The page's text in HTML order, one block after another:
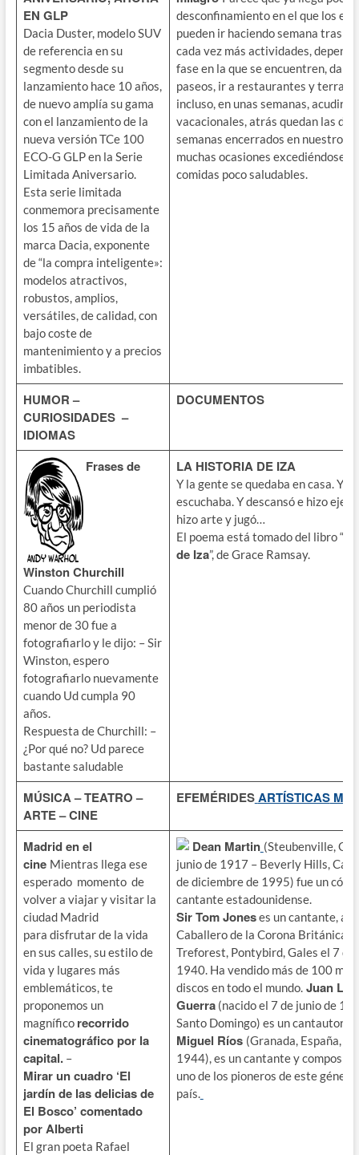
EN GLP
Dacia Duster, modelo SUV
de referencia en su
segmento desde su
lanzamiento hace 10 años,
de nuevo amplía su gama
con el lanzamiento de la
nueva versión TCe 100
ECO-G GLP en la Serie
Limitada Aniversario.
Esta serie limitada
conmemora precisamente
los 15 años de vida de la
marca Dacia, exponente
de “la compra inteligente»:
modelos atractivos,
robustos, amplios,
versátiles, de calidad, con
bajo coste de
mantenimiento y a precios
imbatibles.
desconfinamiento en el que los
pueden ir haciendo semana tras
cada vez más actividades,
fase en la que se encuentren, dar
paseos, ir a restaurantes y
incluso, en unas semanas, acudir a
vacacionales, atrás quedan las
semanas encerrados en nuestros
muchas ocasiones excediéndose
comidas poco saludables.
HUMOR –
CURIOSIDADES –
IDIOMAS
DOCUMENTOS
Frases de
Winston Churchill
Cuando Churchill cumplió
80 años un periodista
menor de 30 fue a
fotografiarlo y le dijo: – Sir
Winston, espero
fotografiarlo nuevamente
cuando Ud cumpla 90
años.
Respuesta de Churchill: –
¿Por qué no? Ud parece
bastante saludable
LA HISTORIA DE IZA
Y la gente se quedaba en casa. Y
escuchaba. Y descansó e hizo
hizo arte y jugó…
El poema está tomado del libro “
de Iza”, de Grace Ramsay.
MÚSICA – TEATRO –
ARTE – CINE
EFEMÉRIDESARTÍSTICAS
Madrid en el
cine Mientras llega ese
esperado momento de
volver a viajar y visitar la
ciudad Madrid
para disfrutar de la vida
en sus calles, su estilo de
vida y lugares más
emblemáticos, te
proponemos un
magnífico recorrido
cinematográfico por la
capital.–
Mirar un cuadro ‘El
jardín de las delicias de
El Bosco’ comentado
por Alberti
El gran poeta Rafael
Dean Martin (Steubenville,
junio de 1917 – Beverly Hills,
de diciembre de 1995) fue un
cantante estadounidense.
Sir Tom Joneses un cantante,
Caballero de la Corona Británica
Treforest, Pontybird, Gales el 7 de
1940. Ha vendido más de 100
discos en todo el mundo.Juan
Guerra(nacido el 7 de junio de
Santo Domingo) es un cantautor
Miguel Ríos (Granada, España, 7
1944), es un cantante y
uno de los pioneros de este género
país.